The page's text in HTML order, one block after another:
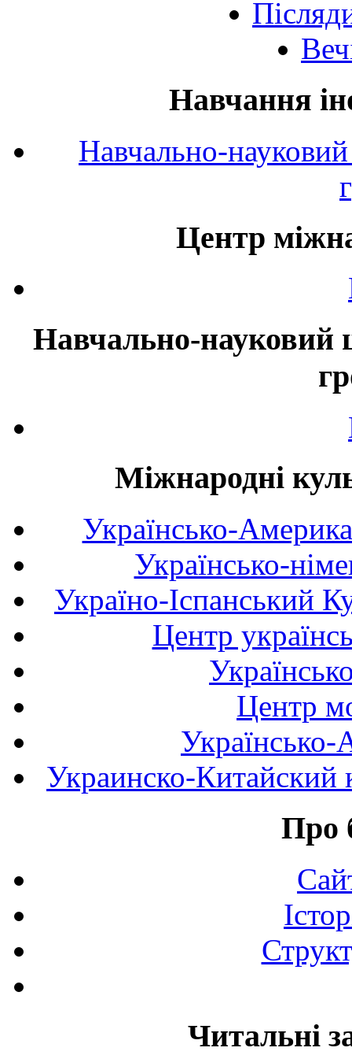
Навчання
Навчально-
Центр
Навчально-науковий
Міжнародні
Українсько-
Українсько-
Україно-Іспанський
Центр
Центр
Українсько-
Украинско-Китайский
Про
Читальні